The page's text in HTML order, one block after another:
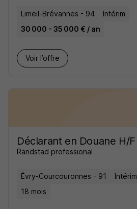
Limeil-Brévannes - 94
Intérim
30 000 - 35 000 € / an
Voir l’offre
Déclarant en Douane H/F
Randstad professional
Évry-Courcouronnes - 91 Intérim
18 mois